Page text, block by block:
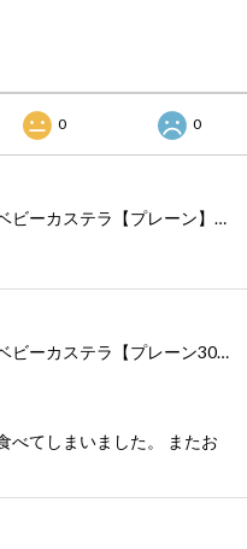
0 0
京都すずなり屋 冷凍ベビーカステラ【プレーン】お買い得30個入｜自然解凍でそのまま食べられる お取り寄せスイーツ
京都すずなり屋 冷凍ベビーカステラ【プレーン30個入】今だけ、半額！特別価格セール3｜自然解凍でそのまま食べられる お取り寄せスイーツ
べてしまいました。 またお